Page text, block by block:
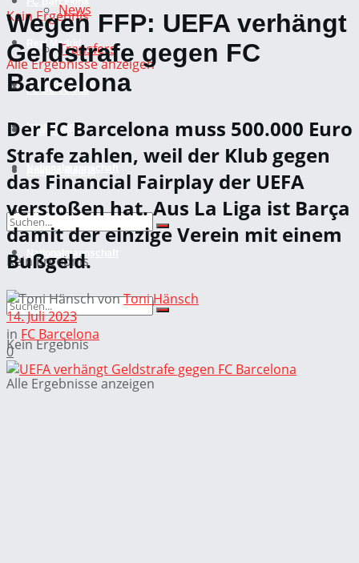
Real Madrid
Atletico Madrid
International
Kein Ergebnis
Alle Ergebnisse anzeigen
News
Transfers
FC Barcelona
Real Madrid
International
Nationalmannschaft
Kein Ergebnis
Alle Ergebnisse anzeigen
Kein Ergebnis
Alle Ergebnisse anzeigen
Wegen FFP: UEFA verhängt
Geldstrafe gegen FC
Barcelona
Der FC Barcelona muss 500.000 Euro
Strafe zahlen, weil der Klub gegen
das Financial Fairplay der UEFA
verstoßen hat. Aus La Liga ist Barça
damit der einzige Verein mit einem
Bußgeld.
vonToni Hänsch
14. Juli 2023
in FC Barcelona
0